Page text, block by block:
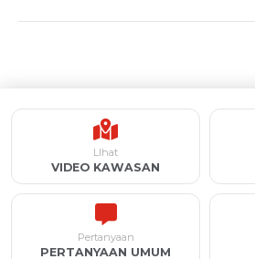
LIhat
VIDEO KAWASAN
Pertanyaan
PERTANYAAN UMUM